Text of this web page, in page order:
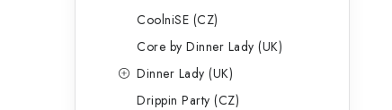
CoolniSE (CZ)
Core by Dinner Lady (UK)
Dinner Lady (UK)
Drippin Party (CZ)